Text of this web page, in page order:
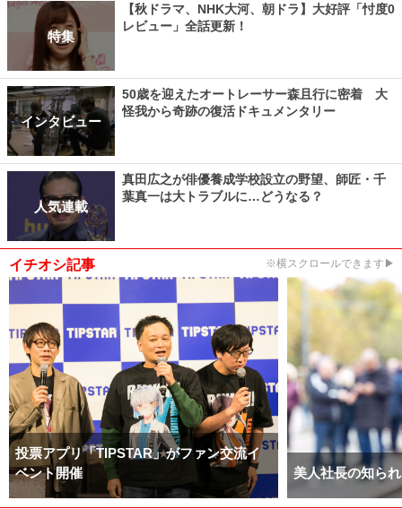
特集
【秋ドラマ、NHK大河、朝ドラ】大好評「忖度0
レビュー」全話更新！
インタビュー
50歳を迎えたオートレーサー森且行に密着 大
怪我から奇跡の復活ドキュメンタリー
人気連載
真田広之が俳優養成学校設立の野望、師匠・千
葉真一は大トラブルに…どうなる？
イチオシ記事 ※横スクロールできます▶
投票アプリ「TIPSTAR」がファン交流イ
ベント開催
美人社長の知ら